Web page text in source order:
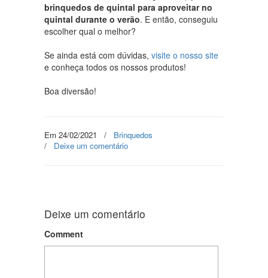
brinquedos de quintal para aproveitar no
quintal durante o verão. E então, conseguiu
escolher qual o melhor?
Se ainda está com dúvidas, visite o nosso site
e conheça todos os nossos produtos!
Boa diversão!
Em 24/02/2021 /
Brinquedos
/ Deixe um comentário
Deixe um comentário
Comment